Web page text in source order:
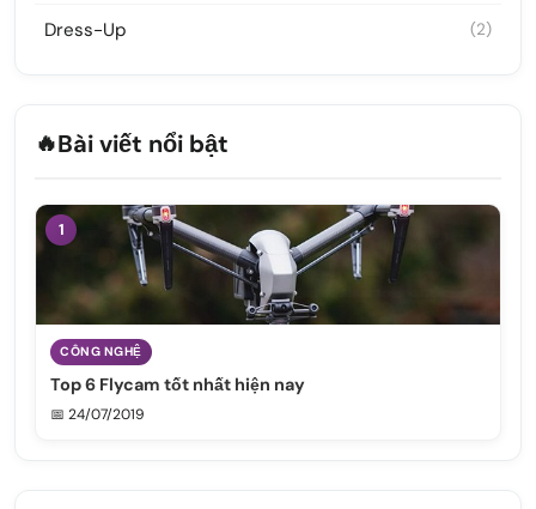
Dress-Up (2)
🔥Bài viết nổi bật
1
CÔNG NGHỆ
Top 6 Flycam tốt nhất hiện nay
📅 24/07/2019